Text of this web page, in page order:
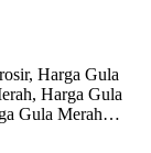
Harga Gula
Harga Gula
Gula Merah…